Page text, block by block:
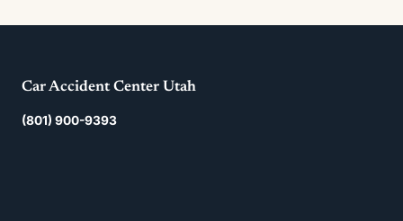
Car Accident Center Utah
(801) 900-9393